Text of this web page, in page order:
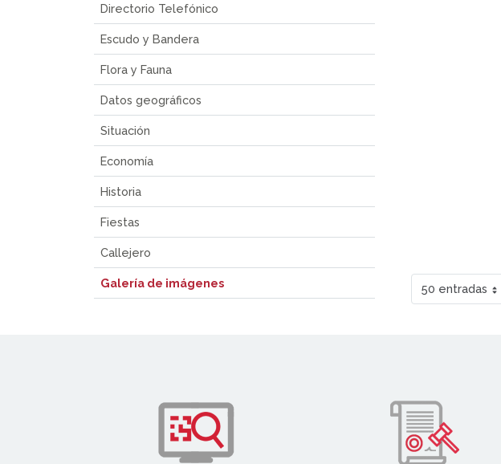
Directorio Telefónico
Escudo y Bandera
Flora y Fauna
Datos geográficos
Situación
Economía
Historia
Fiestas
Callejero
Galería de imágenes 50 entradas